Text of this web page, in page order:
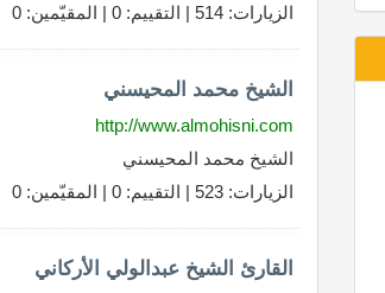
الزيارات: 514 | التقييم: 0 | المقيّمين: 0
الشيخ محمد المحيسني
http://www.almohisni.com
الشيخ محمد المحيسني
الزيارات: 523 | التقييم: 0 | المقيّمين: 0
القارئ الشيخ عبدالولي الأركاني